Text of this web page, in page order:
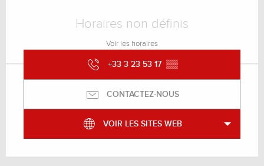
Horaires non définis
Voir les horaires
+33 3 23 53 17 ▒▒
CONTACTEZ-NOUS
VOIR LES SITES WEB